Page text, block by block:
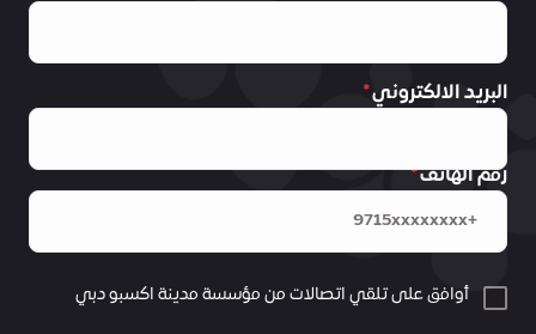
البريد الالكتروني
رقم الهاتف
أوافق على تلقي اتصالات من مؤسسة مدينة اكسبو دبي